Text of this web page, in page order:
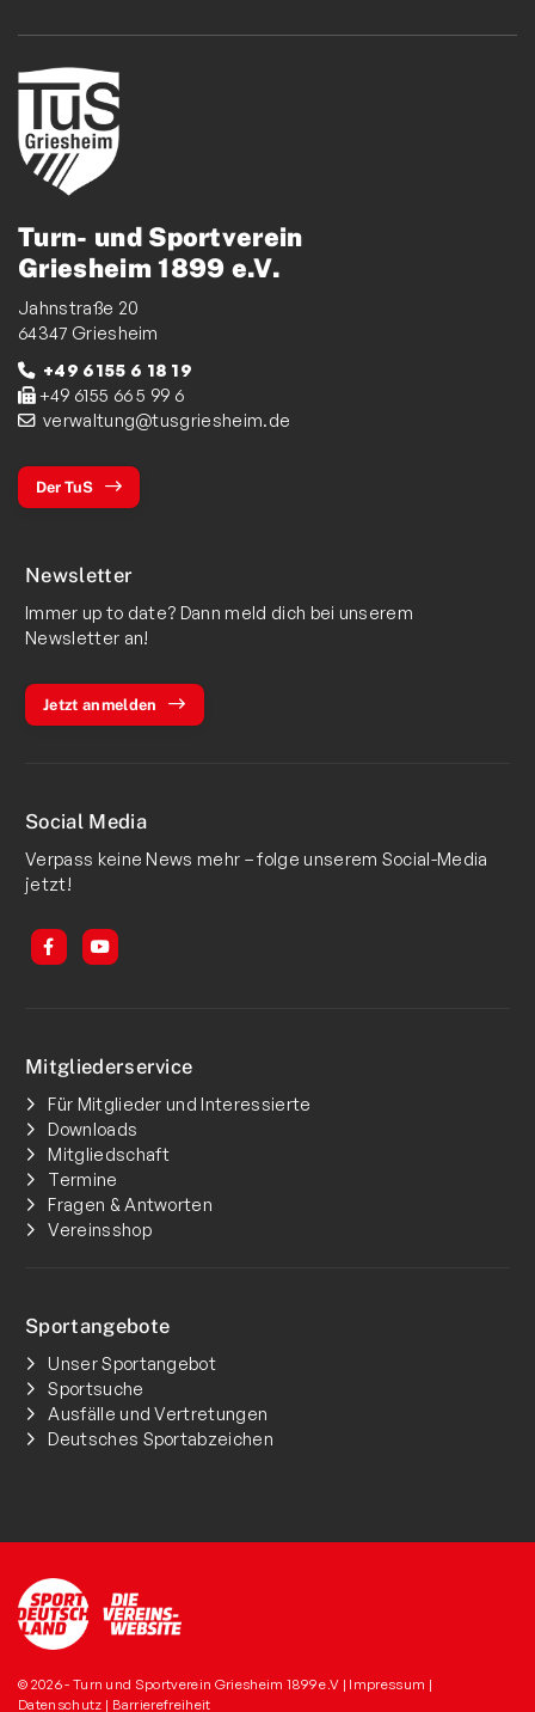
Turn- und Sportverein
Griesheim 1899 e.V.
Jahnstraße 20
64347 Griesheim
+49 6155 6 18 19
+49 6155 66 5 99 6
verwaltung@tusgriesheim.de
Der TuS
Newsletter
Immer up to date? Dann meld dich bei unserem
Newsletter an!
Jetzt anmelden
Social Media
Verpass keine News mehr – folge unserem Social-Media
jetzt!
Mitgliederservice
Für Mitglieder und Interessierte
Downloads
Mitgliedschaft
Termine
Fragen & Antworten
Vereinsshop
Sportangebote
Unser Sportangebot
Sportsuche
Ausfälle und Vertretungen
Deutsches Sportabzeichen
© 2026 - Turn und Sportverein Griesheim 1899 e.V | Impressum |
Datenschutz | Barrierefreiheit